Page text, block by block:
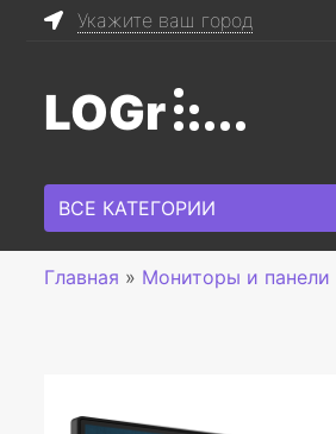
Укажите ваш город
LOGr
ВСЕ КАТЕГОРИИ
Главная » Мониторы и панели